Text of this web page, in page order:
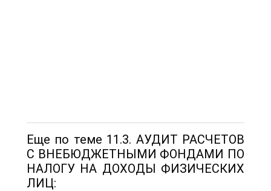
Еще по теме 11.3. АУДИТ РАСЧЕТОВ
С ВНЕБЮДЖЕТНЫМИ ФОНДАМИ ПО
НАЛОГУ НА ДОХОДЫ ФИЗИЧЕСКИХ
ЛИЦ: